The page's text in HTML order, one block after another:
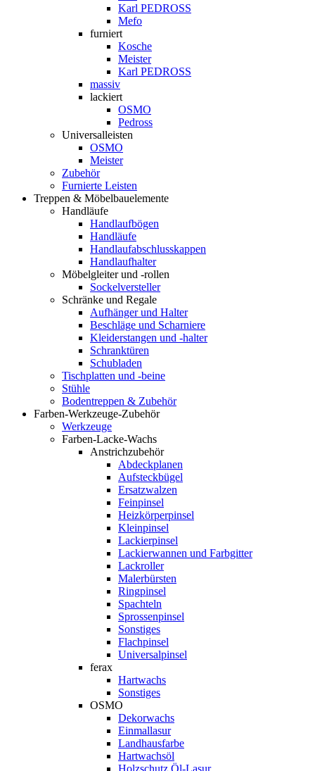
Karl PEDROSS
Mefo
furniert
Kosche
Meister
Karl PEDROSS
massiv
lackiert
OSMO
Pedross
Universalleisten
OSMO
Meister
Zubehör
Furnierte Leisten
Treppen & Möbelbauelemente
Handläufe
Handlaufbögen
Handläufe
Handlaufabschlusskappen
Handlaufhalter
Möbelgleiter und -rollen
Sockelversteller
Schränke und Regale
Aufhänger und Halter
Beschläge und Scharniere
Kleiderstangen und -halter
Schranktüren
Schubladen
Tischplatten und -beine
Stühle
Bodentreppen & Zubehör
Farben-Werkzeuge-Zubehör
Werkzeuge
Farben-Lacke-Wachs
Anstrichzubehör
Abdeckplanen
Aufsteckbügel
Ersatzwalzen
Feinpinsel
Heizkörperpinsel
Kleinpinsel
Lackierpinsel
Lackierwannen und Farbgitter
Lackroller
Malerbürsten
Ringpinsel
Spachteln
Sprossenpinsel
Sonstiges
Flachpinsel
Universalpinsel
ferax
Hartwachs
Sonstiges
OSMO
Dekorwachs
Einmallasur
Landhausfarbe
Hartwachsöl
Holzschutz Öl-Lasur